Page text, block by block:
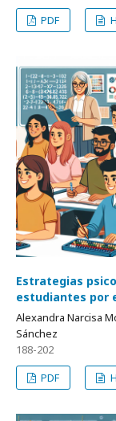
PDF
Estrategias
estudiantes por
Alexandra Narcisa
Sánchez
188-202
PDF